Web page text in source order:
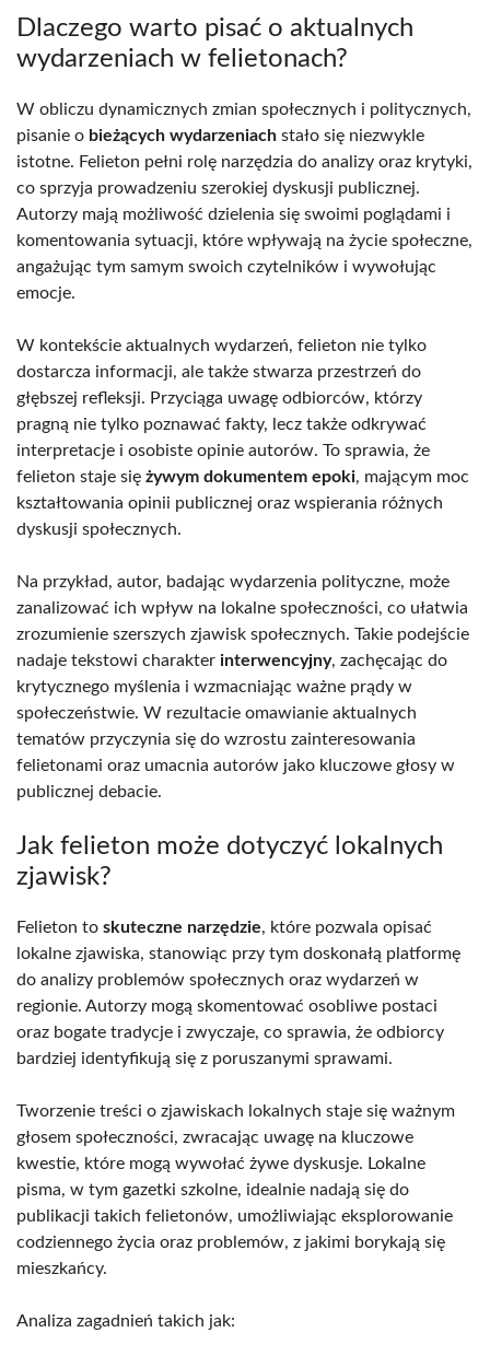
Dlaczego warto pisać o aktualnych
wydarzeniach w felietonach?
W obliczu dynamicznych zmian społecznych i politycznych,
pisanie o bieżących wydarzeniach stało się niezwykle
istotne. Felieton pełni rolę narzędzia do analizy oraz krytyki,
co sprzyja prowadzeniu szerokiej dyskusji publicznej.
Autorzy mają możliwość dzielenia się swoimi poglądami i
komentowania sytuacji, które wpływają na życie społeczne,
angażując tym samym swoich czytelników i wywołując
emocje.
W kontekście aktualnych wydarzeń, felieton nie tylko
dostarcza informacji, ale także stwarza przestrzeń do
głębszej refleksji. Przyciąga uwagę odbiorców, którzy
pragną nie tylko poznawać fakty, lecz także odkrywać
interpretacje i osobiste opinie autorów. To sprawia, że
felieton staje się żywym dokumentem epoki, mającym moc
kształtowania opinii publicznej oraz wspierania różnych
dyskusji społecznych.
Na przykład, autor, badając wydarzenia polityczne, może
zanalizować ich wpływ na lokalne społeczności, co ułatwia
zrozumienie szerszych zjawisk społecznych. Takie podejście
nadaje tekstowi charakter interwencyjny, zachęcając do
krytycznego myślenia i wzmacniając ważne prądy w
społeczeństwie. W rezultacie omawianie aktualnych
tematów przyczynia się do wzrostu zainteresowania
felietonami oraz umacnia autorów jako kluczowe głosy w
publicznej debacie.
Jak felieton może dotyczyć lokalnych
zjawisk?
Felieton to skuteczne narzędzie, które pozwala opisać
lokalne zjawiska, stanowiąc przy tym doskonałą platformę
do analizy problemów społecznych oraz wydarzeń w
regionie. Autorzy mogą skomentować osobliwe postaci
oraz bogate tradycje i zwyczaje, co sprawia, że odbiorcy
bardziej identyfikują się z poruszanymi sprawami.
Tworzenie treści o zjawiskach lokalnych staje się ważnym
głosem społeczności, zwracając uwagę na kluczowe
kwestie, które mogą wywołać żywe dyskusje. Lokalne
pisma, w tym gazetki szkolne, idealnie nadają się do
publikacji takich felietonów, umożliwiając eksplorowanie
codziennego życia oraz problemów, z jakimi borykają się
mieszkańcy.
Analiza zagadnień takich jak: